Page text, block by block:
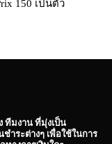
150 เป็นตัว
ทีมงาน ที่มุ่งเป็น
ำระต่างๆ เพื่อใช้ในการ